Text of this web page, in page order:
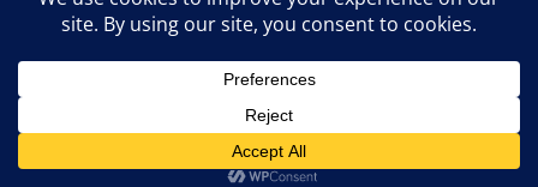
Lifestyle tippek & trükkök
© 2026 vipcast.hu powered by Media1• Készült
GeneratePress